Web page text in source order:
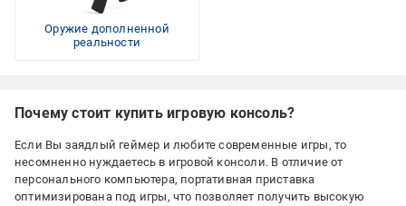
Оружие дополненной
реальности
Почему стоит купить игровую консоль?
Если Вы заядлый геймер и любите современные игры, то
несомненно нуждаетесь в игровой консоли. В отличие от
персонального компьютера, портативная приставка
оптимизирована под игры, что позволяет получить высокую